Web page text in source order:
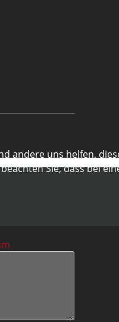
andere uns helfen,
Sie, dass bei